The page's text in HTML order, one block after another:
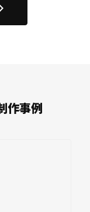
作事例